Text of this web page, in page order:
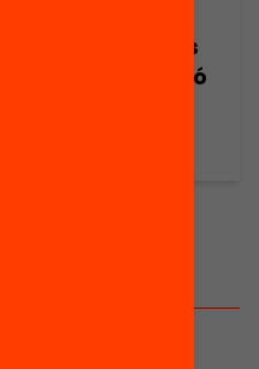
les direccions
(retransmissió